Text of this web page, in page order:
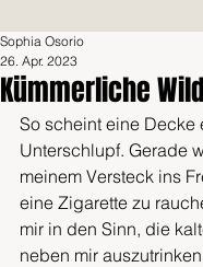
Kümmerliche
Sophia Osorio
26. Apr. 2023
So scheint eine Decke
Unterschlupf. Gerade
meinem Versteck ins
eine Zigarette zu
mir in den Sinn, die
neben mir